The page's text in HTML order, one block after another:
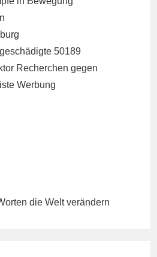
50189
Recherchen gegen
Werbung
die Welt verändern